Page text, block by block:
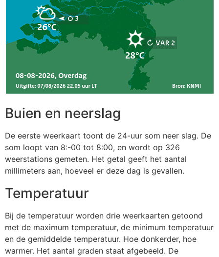
Buien en neerslag
De eerste weerkaart toont de 24-uur som neer slag. De
som loopt van 8:-00 tot 8:00, en wordt op 326
weerstations gemeten. Het getal geeft het aantal
millimeters aan, hoeveel er deze dag is gevallen.
Temperatuur
Bij de temperatuur worden drie weerkaarten getoond
met de maximum temperatuur, de minimum temperatuur
en de gemiddelde temperatuur. Hoe donkerder, hoe
warmer. Het aantal graden staat afgebeeld. De